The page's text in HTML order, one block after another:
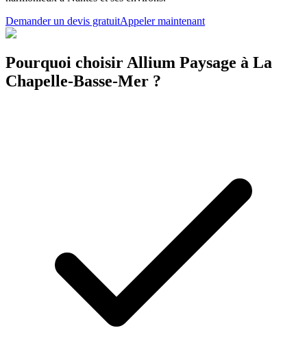
Demander un devis gratuitAppeler maintenant
Pourquoi choisir Allium Paysage à La
Chapelle-Basse-Mer ?